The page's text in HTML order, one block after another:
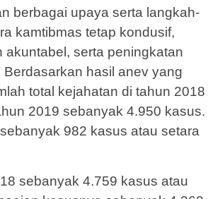
berbagai upaya serta langkah-
kamtibmas tetap kondusif,
serta peningkatan
hasil anev yang
total kejahatan di tahun 2018
2019 sebanyak 4.950 kasus.
982 kasus atau setara
sebanyak 4.759 kasus atau